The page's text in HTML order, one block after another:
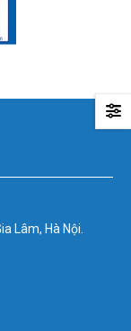
Lâm, Hà Nội.